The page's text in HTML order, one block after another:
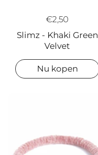
€2,50
Slimz - Khaki Green
Velvet
Nu kopen